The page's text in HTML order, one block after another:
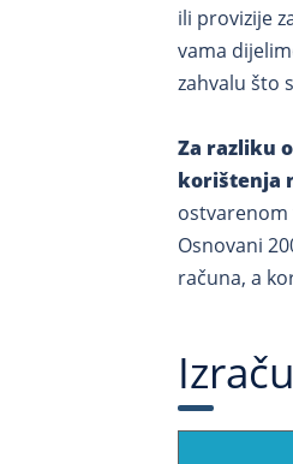
ili provizije
vama
zahvalu što
Za razliku
korištenja
Osnovani
računa, a